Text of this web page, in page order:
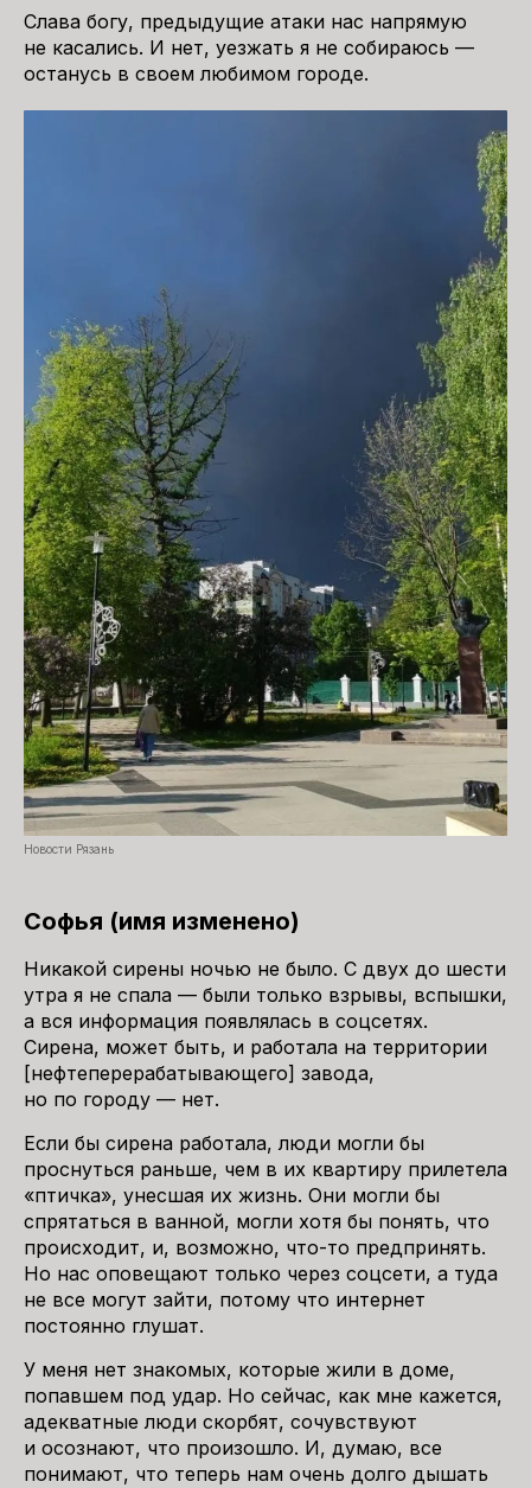
Слава богу, предыдущие атаки нас напрямую
не касались. И нет, уезжать я не собираюсь —
останусь в своем любимом городе.
Новости Рязань
Софья (имя изменено)
Никакой сирены ночью не было. С двух до шести
утра я не спала — были только взрывы, вспышки,
а вся информация появлялась в соцсетях.
Сирена, может быть, и работала на территории
[нефтеперерабатывающего] завода,
но по городу — нет.
Если бы сирена работала, люди могли бы
проснуться раньше, чем в их квартиру прилетела
«птичка», унесшая их жизнь. Они могли бы
спрятаться в ванной, могли хотя бы понять, что
происходит, и, возможно, что-то предпринять.
Но нас оповещают только через соцсети, а туда
не все могут зайти, потому что интернет
постоянно глушат.
У меня нет знакомых, которые жили в доме,
попавшем под удар. Но сейчас, как мне кажется,
адекватные люди скорбят, сочувствуют
и осознают, что произошло. И, думаю, все
понимают, что теперь нам очень долго дышать